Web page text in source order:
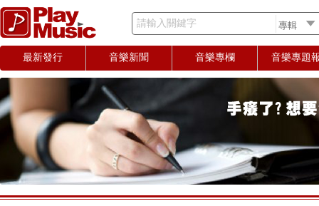
請輸入關鍵字
最新發行 音樂新聞 音樂專欄 音樂專題